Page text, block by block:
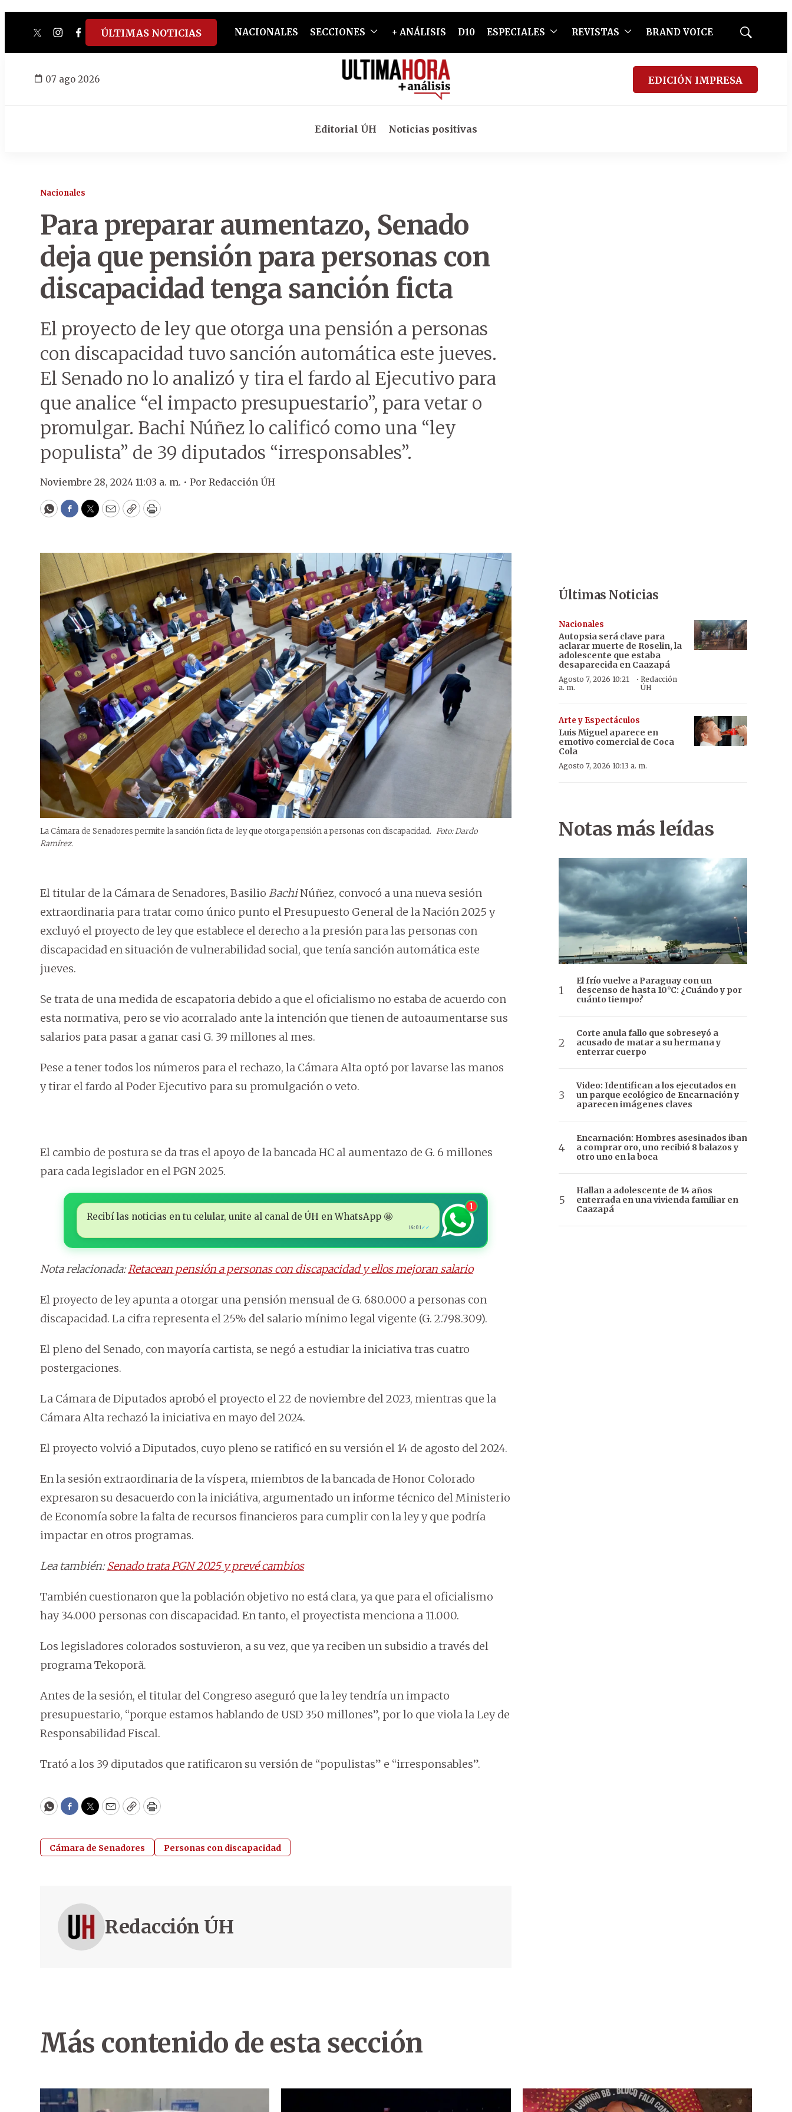
twitterinstagram
facebook
tiktokyoutube
spotify
ÚLTIMAS NOTICIAS NACIONALES SECCIONES + ANÁLISIS D10 ESPECIALES REVISTAS BRAND VOICE
Mostrar
07 ago 2026 EDICIÓN IMPRESA
Editorial ÚH Noticias positivas
Nacionales
Para preparar aumentazo, Senado
deja que pensión para personas con
discapacidad tenga sanción ficta
El proyecto de ley que otorga una pensión a personas
con discapacidad tuvo sanción automática este jueves.
El Senado no lo analizó y tira el fardo al Ejecutivo para
que analice “el impacto presupuestario”, para vetar o
promulgar. Bachi Núñez lo calificó como una “ley
populista” de 39 diputados “irresponsables”.
Noviembre 28, 2024 11:03 a. m. • Por Redacción ÚH
WhatsApp
Facebook
Twitter
EmailCopyPrint
La Cámara de Senadores permite la sanción ficta de ley que otorga pensión a personas con discapacidad. Foto: Dardo
Ramírez.
El titular de la Cámara de Senadores, Basilio BachiNúñez, convocó a una nueva sesión
extraordinaria para tratar como único punto el Presupuesto General de la Nación 2025 y
excluyó el proyecto de ley que establece el derecho a la presión para las personas con
discapacidad en situación de vulnerabilidad social, que tenía sanción automática este
jueves.
Se trata de una medida de escapatoria debido a que el oficialismo no estaba de acuerdo con
esta normativa, pero se vio acorralado ante la intención que tienen de autoaumentarse sus
salarios para pasar a ganar casi G. 39 millones al mes.
Pese a tener todos los números para el rechazo, la Cámara Alta optó por lavarse las manos
y tirar el fardo al Poder Ejecutivo para su promulgación o veto.
El cambio de postura se da tras el apoyo de la bancada HC al aumentazo de G. 6 millones
para cada legislador en el PGN 2025.
Recibí las noticias en tu celular, unite al canal de ÚH en WhatsApp 🤩
14:01✓✓
1
Nota relacionada:Retacean pensión a personas con discapacidad y ellos mejoran salario
El proyecto de ley apunta a otorgar una pensión mensual de G. 680.000 a personas con
discapacidad. La cifra representa el 25% del salario mínimo legal vigente (G. 2.798.309).
El pleno del Senado, con mayoría cartista, se negó a estudiar la iniciativa tras cuatro
postergaciones.
La Cámara de Diputados aprobó el proyecto el 22 de noviembre del 2023, mientras que la
Cámara Alta rechazó la iniciativa en mayo del 2024.
El proyecto volvió a Diputados, cuyo pleno se ratificó en su versión el 14 de agosto del 2024.
En la sesión extraordinaria de la víspera, miembros de la bancada de Honor Colorado
expresaron su desacuerdo con la iniciátiva, argumentado un informe técnico del Ministerio
de Economía sobre la falta de recursos financieros para cumplir con la ley y que podría
impactar en otros programas.
Lea también:Senado trata PGN 2025 y prevé cambios
También cuestionaron que la población objetivo no está clara, ya que para el oficialismo
hay 34.000 personas con discapacidad. En tanto, el proyectista menciona a 11.000.
Los legisladores colorados sostuvieron, a su vez, que ya reciben un subsidio a través del
programa Tekoporã.
Antes de la sesión, el titular del Congreso aseguró que la ley tendría un impacto
presupuestario, “porque estamos hablando de USD 350 millones”, por lo que viola la Ley de
Responsabilidad Fiscal.
Trató a los 39 diputados que ratificaron su versión de “populistas” e “irresponsables”.
WhatsApp
Facebook
Twitter
EmailCopyPrint
Cámara de Senadores Personas con discapacidad
Redacción ÚH
Últimas Noticias
Nacionales
Autopsia será clave para
aclarar muerte de Roselin, la
adolescente que estaba
desaparecida en Caazapá
Agosto 7, 2026 10:21
a. m.
· Redacción
ÚH
Arte y Espectáculos
Luis Miguel aparece en
emotivo comercial de Coca
Cola
Agosto 7, 2026 10:13 a. m.
Notas más leídas
El frío vuelve a Paraguay con un
descenso de hasta 10°C: ¿Cuándo y por
cuánto tiempo?
Corte anula fallo que sobreseyó a
acusado de matar a su hermana y
enterrar cuerpo
Video: Identifican a los ejecutados en
un parque ecológico de Encarnación y
aparecen imágenes claves
Encarnación: Hombres asesinados iban
a comprar oro, uno recibió 8 balazos y
otro uno en la boca
Hallan a adolescente de 14 años
enterrada en una vivienda familiar en
Caazapá
Más contenido de esta sección